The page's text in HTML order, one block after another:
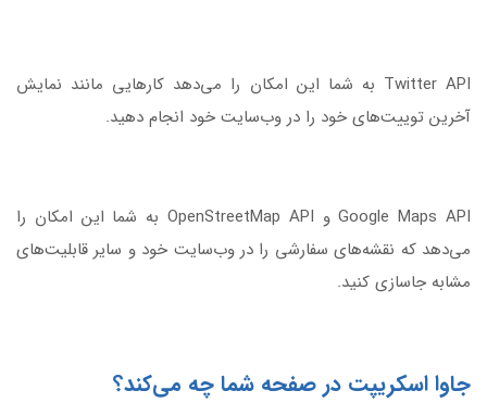
Twitter API به شما این امکان را می‌دهد کارهایی مانند نمایش
آخرین توییت‌های خود را در وب‌سایت خود انجام دهید.
Google Maps API و OpenStreetMap API به شما این امکان را
می‌دهد که نقشه‌های سفارشی را در وب‌سایت خود و سایر قابلیت‌های
مشابه جاسازی کنید.
جاوا اسکریپت در صفحه شما چه می‌کند؟